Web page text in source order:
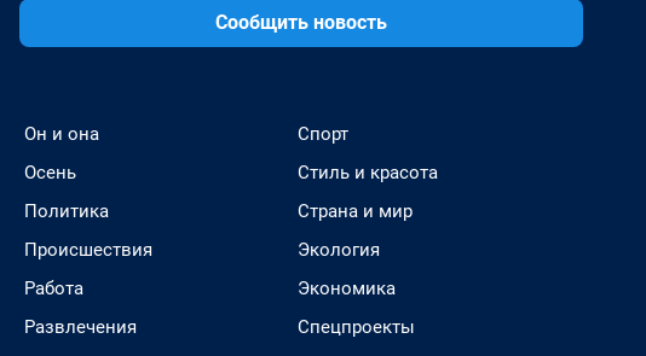
Сообщить новость
Он и она
Осень
Политика
Происшествия
Работа
Развлечения
Спорт
Стиль и красота
Страна и мир
Экология
Экономика
Спецпроекты